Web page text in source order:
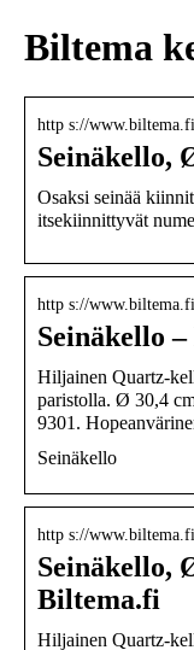
Biltema
http s://
Seinäkello,
Osaksi seinää
itsekiinnittyvät
http s://
Seinäkello
Hiljainen Quartz-
paristolla. Ø 30,4
9301.
Seinäkello
http s://
Seinäkello,
Biltema.fi
Hiljainen Quartz-